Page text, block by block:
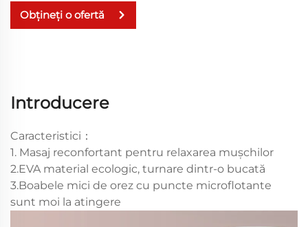
Obțineți o ofertă
Introducere
Caracteristici：
1. Masaj reconfortant pentru relaxarea mușchilor
2.EVA material ecologic, turnare dintr-o bucată
3.Boabele mici de orez cu puncte microflotante
sunt moi la atingere